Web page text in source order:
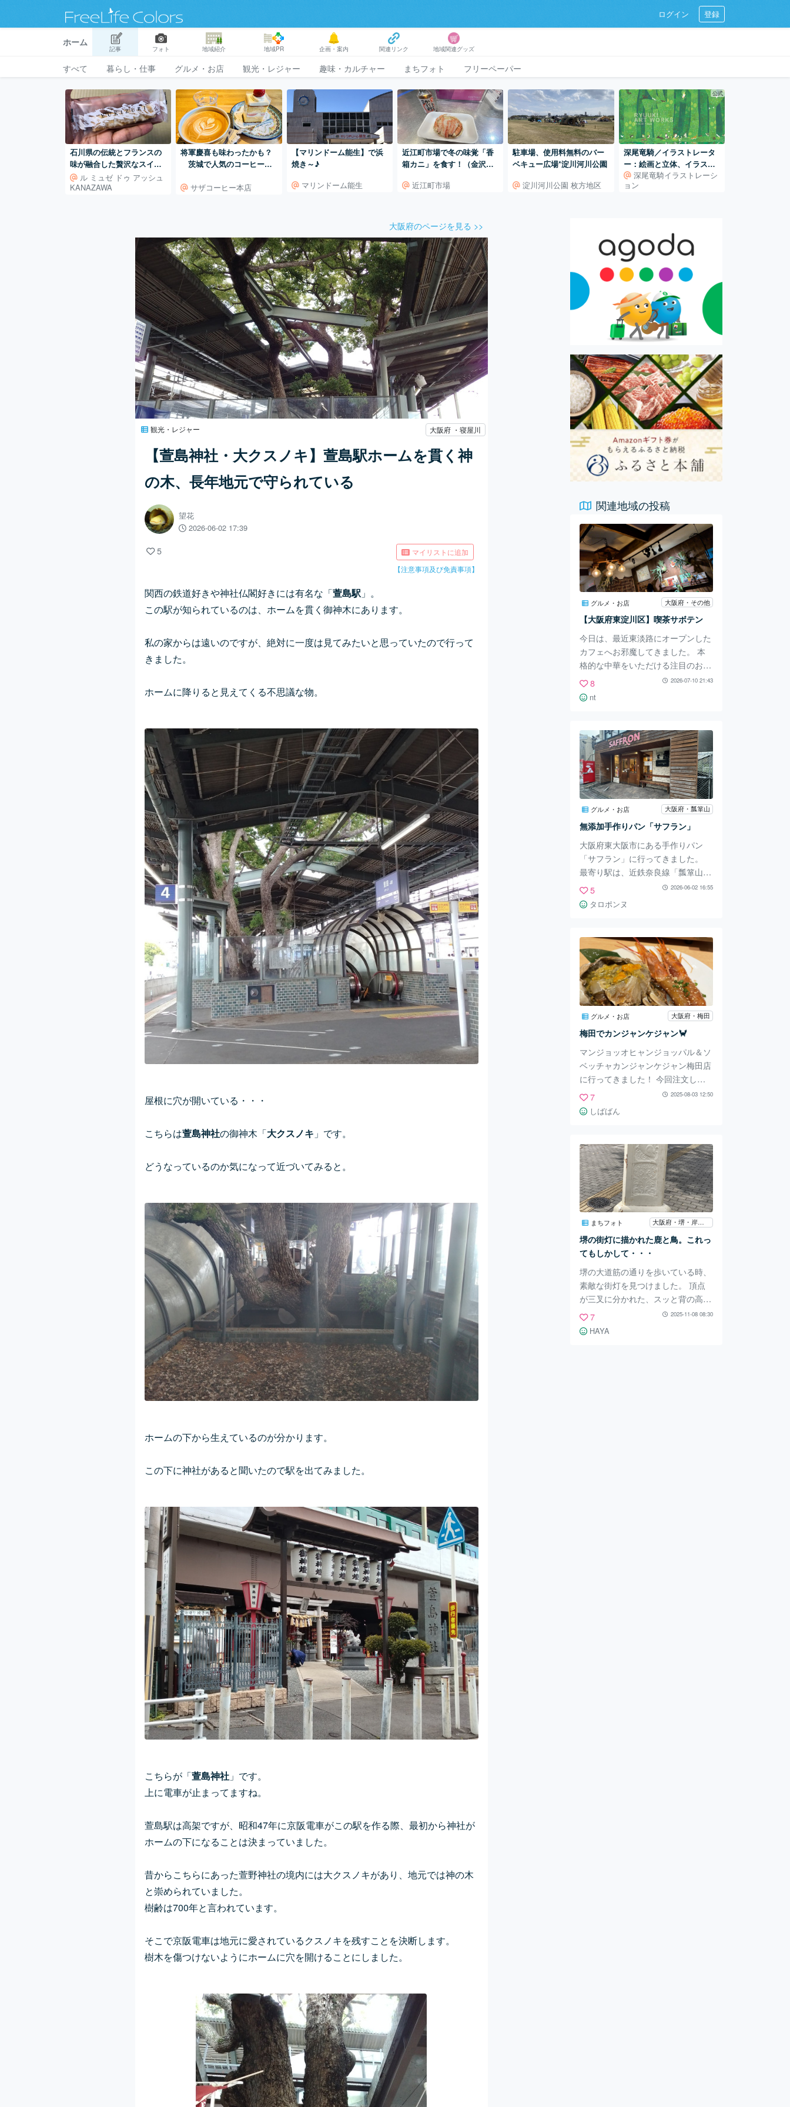
ログイン 登録
ホーム
記事 フォト 地域紹介 地域PR 企画・案内 関連リンク 地域関連グッズ
すべて 暮らし・仕事 グルメ・お店 観光・レジャー 趣味・カルチャー まちフォト フリーペーパー
石川県の伝統とフランスの
味が融合した贅沢なスイー
ツ ル ミュゼ ドゥ アッシュ
KANAZAWA
将軍慶喜も味わったかも？
茨城で人気のコーヒーシ
サザコーヒー本店
【マリンドーム能生】で浜
焼き～♪
マリンドーム能生
近江町市場で冬の味覚「香
箱カニ」を食す！（金沢
近江町市場
駐車場、使用料無料のバー
ベキュー広場*淀川河川公園
淀川河川公園 枚方地区
公式
深尾竜騎／イラストレータ
ー：絵画と立体、イラスト
レーションの世界
深尾竜騎イラストレーシ
ョン
大阪府のページを見る >>
観光・レジャー 大阪府 ・寝屋川
【萱島神社・大クスノキ】萱島駅ホームを貫く神
の木、長年地元で守られている
望花
2026-06-02 17:39
5
マイリストに追加
【注意事項及び免責事項】
関西の鉄道好きや神社仏閣好きには有名な「萱島駅」。
この駅が知られているのは、ホームを貫く御神木にあります。
私の家からは遠いのですが、絶対に一度は見てみたいと思っていたので行って
きました。
ホームに降りると見えてくる不思議な物。
屋根に穴が開いている・・・
こちらは萱島神社の御神木「大クスノキ 」です。
どうなっているのか気になって近づいてみると。
ホームの下から生えているのが分かります。
この下に神社があると聞いたので駅を出てみました。
こちらが「萱島神社」です。
上に電車が止まってますね。
萱島駅は高架ですが、昭和47年に京阪電車がこの駅を作る際、最初から神社が
ホームの下になることは決まっていました。
昔からこちらにあった萱野神社の境内には大クスノキがあり、地元では神の木
と崇められていました。
樹齢は700年と言われています。
そこで京阪電車は地元に愛されているクスノキを残すことを決断します。
樹木を傷つけないようにホームに穴を開けることにしました。
関連地域の投稿
グルメ・お店 大阪府・その他
【大阪府東淀川区】喫茶サボテン
今日は、最近東淡路にオープンした
カフェへお邪魔してきました。 本
格的な中華をいただける注目のお店
とのことです。早速入ってみましょ
う！ お店に入ると…壁や本棚を飾
る観葉植物、珍しい人形などのイン
ート系、人文学系のタイトルが並ん
でいます。 ランチは大体900〜1,20
0円台で、プラス250円でコーヒー
を付けられます。 今回は麻婆豆腐
のランチをいただきました。 これ
は…花椒でしょうか？香辛料の香り
がしっかり効いたピリ辛です。 お
店の方から「辛いの大丈夫です
か？」と声を
8 2026-07-10 21:43
nt
グルメ・お店 大阪府・瓢箪山
無添加手作りパン「サフラン」
大阪府東大阪市にある手作りパン
「サフラン」に行ってきました。
最寄り駅は、近鉄奈良線「瓢箪山」
駅です。 何度も訪れたことのある
パン屋さんです。 夕方17時過ぎに
行ったのですが、たくさんのパンが
のパンが並ぶようです。 お店の情
報としては、1991年オープン。素
材や製法にこだわって石窯で焼かれ
ているそうです。 店の手前には、
あんパンやクリームパンなどのシン
プルなパンが並んでいましたが、奥
には惣菜パンがたくさんありまし
た。 今回購入したパンです。弟が
好きなトトロのパ
5 2026-06-02 16:55
タロポンヌ
グルメ・お店 大阪府・梅田
梅田でカンジャンケジャン🦀
マンジョッオヒャンジョッパル＆ソ
ベッチャカンジャンケジャン梅田店
に行ってきました！ 今回注文した
のは、 カンジャンケジャン&カンジ
ャンセウセット 3200円。 セット内
容は キムチ おかず 韓国のり チャプ
スープ） とびこチュモッパ。 ただ
おひとりさまだったので チュクミ
は付かず…。 チュクミは2人様から
らしい、、、 気を取り直して、 い
ざ実食！ えびは美味しかった！ カ
ンジャンケジャンは少し生臭い？気
がして。 本場の韓国で食べたこと
ないので、 カンジャンケジャ
7 2025-08-03 12:50
しばばん
まちフォト 大阪府・堺・岸和田・関西空港
堺の街灯に描かれた鹿と鳥。これっ
てもしかして・・・
堺の大道筋の通りを歩いている時、
素敵な街灯を見つけました。 頂点
が三叉に分かれた、スッと背の高い
白い街灯。 特に気になったのは絵
が描かれている支柱の部分です。
蔓と鹿・・・でしょうか。 美しく
7 2025-11-08 08:30
HAYA